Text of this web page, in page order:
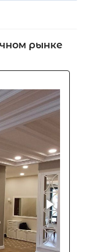
рынке